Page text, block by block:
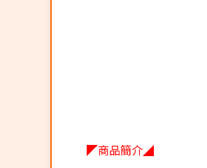
◤商品簡介◢